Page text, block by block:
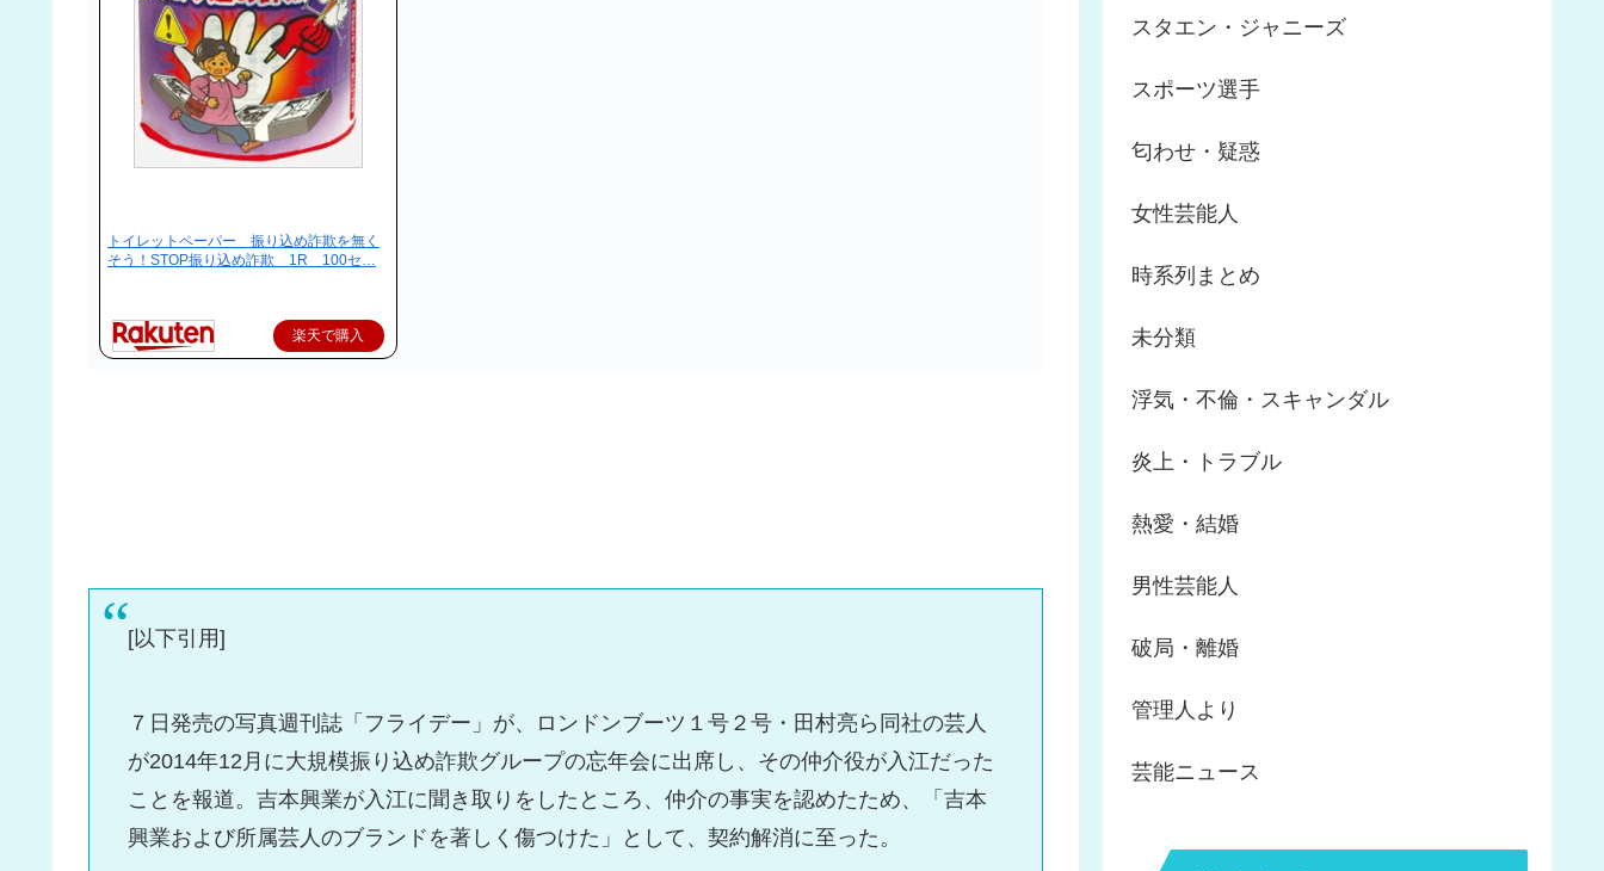
トイレットペーパー 振り込め詐欺を無く
そう！STOP振り込め詐欺 1R 100セ…
楽天で購入
[以下引用]
７日発売の写真週刊誌「フライデー」が、ロンドンブーツ１号２号・田村亮ら同社の芸人
が2014年12月に大規模振り込め詐欺グループの忘年会に出席し、その仲介役が入江だった
ことを報道。吉本興業が入江に聞き取りをしたところ、仲介の事実を認めたため、「吉本
興業および所属芸人のブランドを著しく傷つけた」として、契約解消に至った。
スタエン・ジャニーズ
スポーツ選手
匂わせ・疑惑
女性芸能人
時系列まとめ
未分類
浮気・不倫・スキャンダル
炎上・トラブル
熱愛・結婚
男性芸能人
破局・離婚
管理人より
芸能ニュース